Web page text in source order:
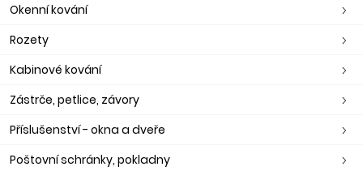
Okenní kování
Rozety
Kabinové kování
Zástrče, petlice, závory
Příslušenství - okna a dveře
Poštovní schránky, pokladny